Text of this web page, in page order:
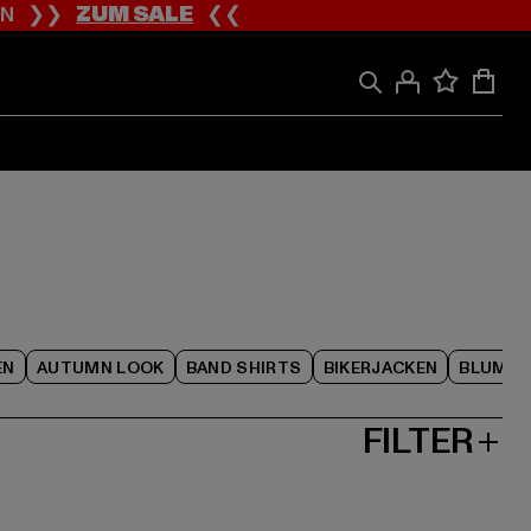
❯❯ZUM SALE❮❮
AUTUMN LOOK BAND SHIRTS BIKERJACKEN
FILTER